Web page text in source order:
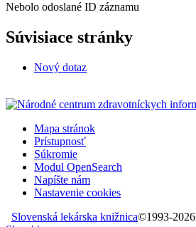
Nebolo odoslané ID záznamu
Súvisiace stránky
Nový dotaz
Mapa stránok
Prístupnosť
Súkromie
Modul OpenSearch
Napíšte nám
Nastavenie cookies
Slovenská lekárska knižnica©1993-2026